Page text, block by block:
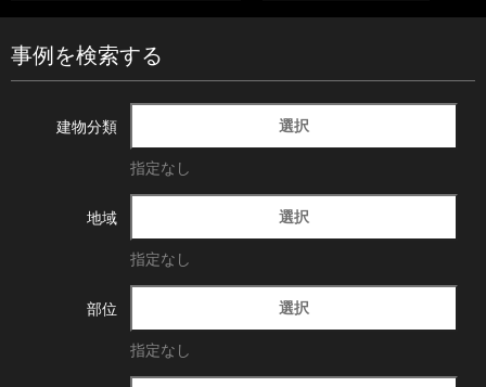
事例を検索する
建物分類 選択
指定なし
地域 選択
指定なし
部位 選択
指定なし